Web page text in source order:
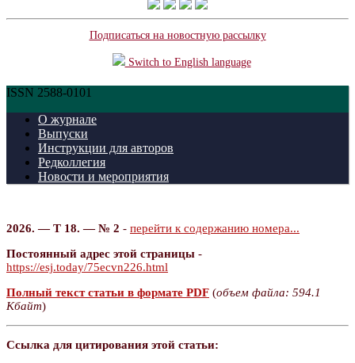
Подписаться на новостную рассылку
Switch to English language
ISSN 2588-0101
О журнале
Выпуски
Инструкции для авторов
Редколлегия
Новости и мероприятия
2026. — Т 18. — № 2 - перейти к содержанию номера...
Постоянный адрес этой страницы -
https://esj.today/75ecvn226.html
Полный текст статьи в формате PDF (объем файла: 594.1
Кбайт)
Ссылка для цитирования этой статьи: